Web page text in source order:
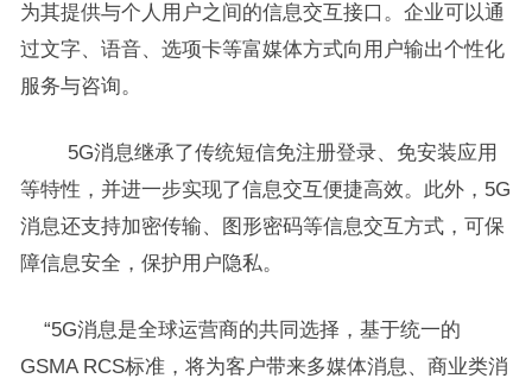
为其提供与个人用户之间的信息交互接口。企业可以通
过文字、语音、选项卡等富媒体方式向用户输出个性化
服务与咨询。
5G消息继承了传统短信免注册登录、免安装应用
等特性，并进一步实现了信息交互便捷高效。此外，5G
消息还支持加密传输、图形密码等信息交互方式，可保
障信息安全，保护用户隐私。
“5G消息是全球运营商的共同选择，基于统一的
GSMA RCS标准，将为客户带来多媒体消息、商业类消